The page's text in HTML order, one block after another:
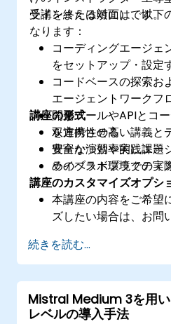
ラインまたは対面）です。
受講を終える頃には、以下
なります：
コーディングエージ
をセットアップ・設定
コードベースの探索お
エージェントワークフ
開発ツールやAPIとコ
を連携させる
安全かつ効率的にエー
めのベストプラクティ
講座の形式
双方向性の高い講義と
豊富な演習や実践課題
ライブラボ環境での実
講座のカスタマイズオプシ
本講座の内容をご希望
ズしたい場合は、お問
続きを読む...
Mistral Medium 3を用
レベルの導入手法